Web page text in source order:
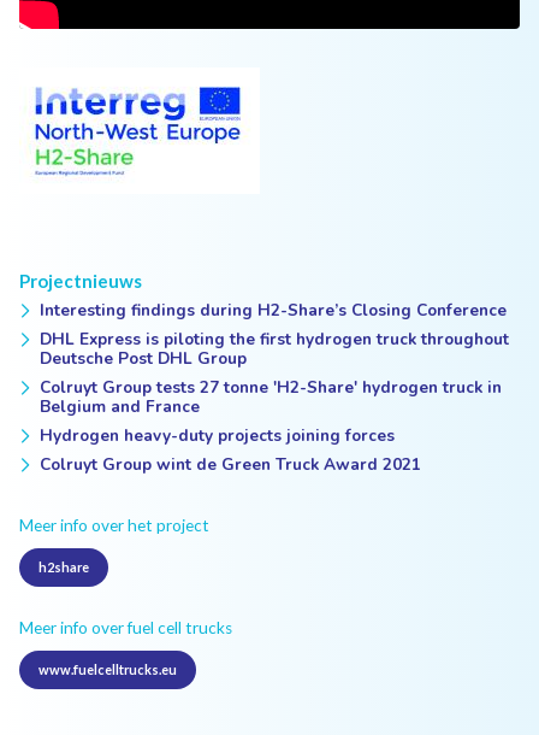
Projectnieuws
Interesting findings during H2-Share’s Closing Conference
DHL Express is piloting the first hydrogen truck throughout
Deutsche Post DHL Group
Colruyt Group tests 27 tonne 'H2-Share' hydrogen truck in
Belgium and France
Hydrogen heavy-duty projects joining forces
Colruyt Group wint de Green Truck Award 2021
Meer info over het project
h2share
Meer info over fuel cell trucks
www.fuelcelltrucks.eu